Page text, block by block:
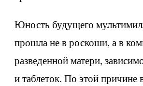
Юность будущего
прошла не в роскоши, а в
разведенной матери,
и таблеток. По этой причине